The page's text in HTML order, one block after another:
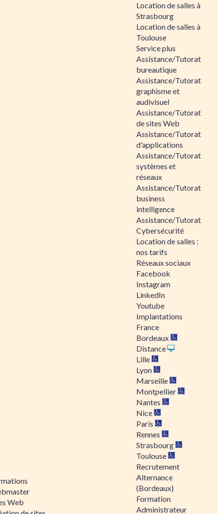
Web
Location de salles à
Strasbourg
Location de salles à
Toulouse
Service plus
Assistance/Tutorat
bureautique
Assistance/Tutorat
graphisme et
audivisuel
Assistance/Tutorat
de sites Web
Assistance/Tutorat
d'applications
Assistance/Tutorat
systèmes et
réseaux
Assistance/Tutorat
business
intelligence
Assistance/Tutorat
Cybersécurité
Location de salles :
nos tarifs
Réseaux sociaux
Facebook
Instagram
LinkedIn
Youtube
Implantations
France
Bordeaux
Distance
Lille
Lyon
Marseille
Montpellier
Nantes
Nice
Paris
Rennes
Strasbourg
Toulouse
Recrutement
Alternance
(Bordeaux)
Formation
Administrateur